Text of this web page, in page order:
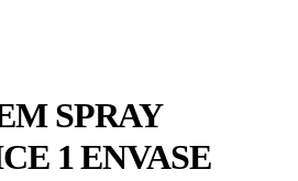
SPRAY
1 ENVASE